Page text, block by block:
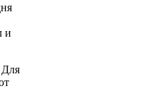
и
Для